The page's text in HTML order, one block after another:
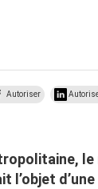
Autoriser
l’objet